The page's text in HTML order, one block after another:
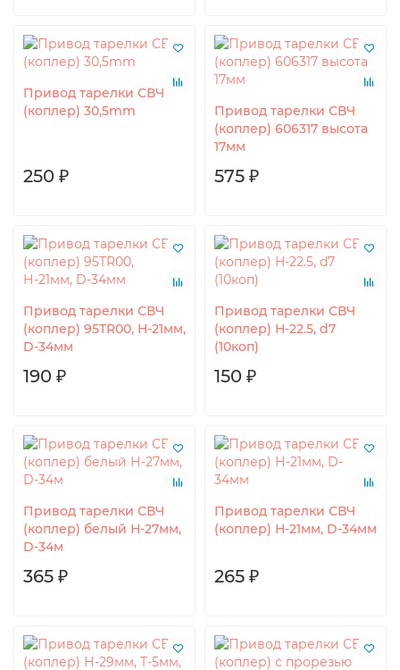
Привод тарелки СВЧ
(коплер) 30,5mm
250 ₽
Привод тарелки СВЧ
(коплер) 606317 высота
17мм
575 ₽
Привод тарелки СВЧ
(коплер) 95TR00, Н-21мм,
D-34мм
190 ₽
Привод тарелки СВЧ
(коплер) H-22.5, d7
(10коп)
150 ₽
Привод тарелки СВЧ
(коплер) белый Н-27мм,
D-34м
365 ₽
Привод тарелки СВЧ
(коплер) Н-21мм, D-34мм
265 ₽